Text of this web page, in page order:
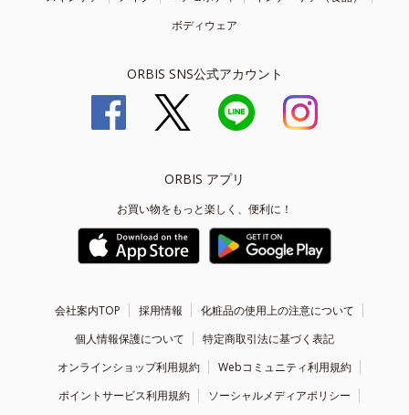
ボディウェア
ORBIS SNS公式アカウント
ORBIS アプリ
お買い物をもっと楽しく、便利に！
会社案内TOP 採用情報
化粧品の使用上の注意について
個人情報保護について
特定商取引法に基づく表記
オンラインショップ利用規約
Webコミュニティ利用規約
ポイントサービス利用規約
ソーシャルメディアポリシー